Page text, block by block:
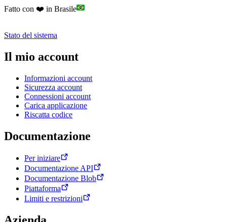
Fatto con ❤️ in Brasile
Stato del sistema
Il mio account
Informazioni account
Sicurezza account
Connessioni account
Carica applicazione
Riscatta codice
Documentazione
Per iniziare
Documentazione API
Documentazione Blob
Piattaforma
Limiti e restrizioni